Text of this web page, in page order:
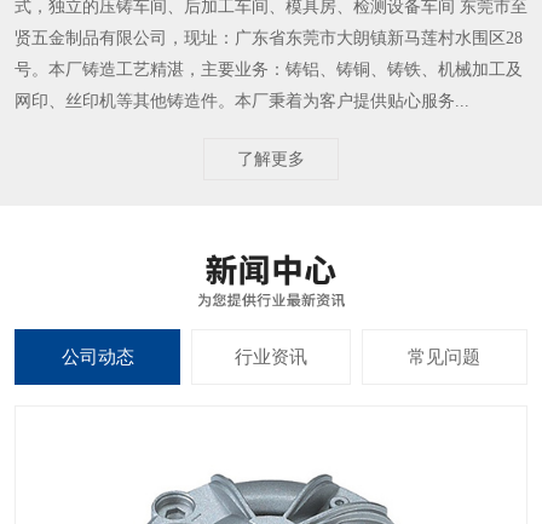
式，独立的压铸车间、后加工车间、模具房、检测设备车间 东莞市至
贤五金制品有限公司，现址：广东省东莞市大朗镇新马莲村水围区28
号。本厂铸造工艺精湛，主要业务：铸铝、铸铜、铸铁、机械加工及
网印、丝印机等其他铸造件。本厂秉着为客户提供贴心服务...
了解更多
公司动态 行业资讯 常见问题